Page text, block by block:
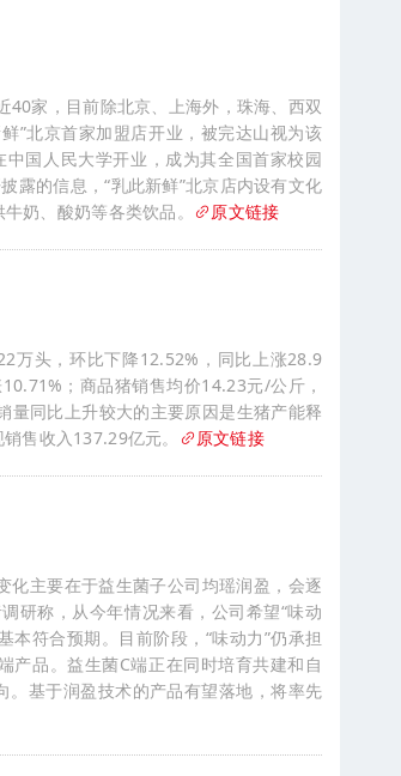
40家，目前除北京、上海外，珠海、西双
”北京首家加盟店开业，被完达山视为该
国人民大学开业，成为其全国首家校园
露的信息，“乳此新鲜”北京店内设有文化
奶、酸奶等各类饮品。
原文链接
万头，环比下降12.52%，同比上涨28.9
；商品猪销售均价14.23元/公斤，
同比上升较大的主要原因是生猪产能释
售收入137.29亿元。
原文链接
主要在于益生菌子公司均瑶润盈，会逐
研称，从今年情况来看，公司希望“味动
本符合预期。目前阶段，“味动力”仍承担
产品。益生菌C端正在同时培育共建和自
基于润盈技术的产品有望落地，将率先